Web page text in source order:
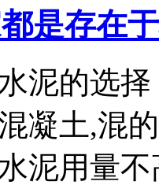
是存在
泥的选
凝土,混
泥用量